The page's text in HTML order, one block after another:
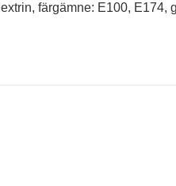
färgämne: E100, E174,